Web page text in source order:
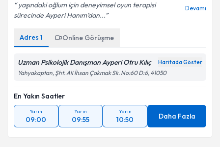
yaşındaki oğlum için deneyimsel oyun terapisi
sürecinde Ayperi Hanım’dan...
Devamı
Adres 1 Online Görüşme
Uzman Psikolojik Danışman Ayperi Otru Kılıç Haritada Göster
Yahyakaptan, Şht. Ali İhsan Çakmak Sk. No:60 D:6, 41050
En Yakın Saatler
Yarın
09:00
Yarın
09:55
Yarın
10:50 Daha Fazla